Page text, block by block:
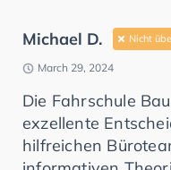
Michael D. Nicht
March 29, 2024
Die Fahrschule
exzellente
hilfreichen